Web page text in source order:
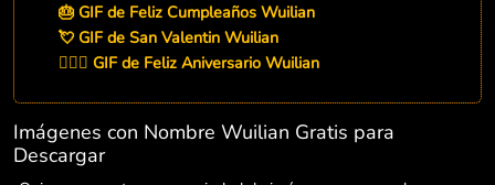
🎂 GIF de Feliz Cumpleaños Wuilian
💘 GIF de San Valentin Wuilian
👨‍❤️‍👨 GIF de Feliz Aniversario Wuilian
Imágenes con Nombre Wuilian Gratis para
Descargar